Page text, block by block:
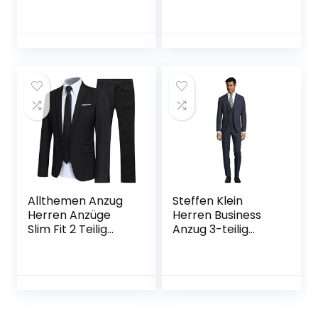
Allthemen Anzug
Herren Anzüge
Slim Fit 2 Teilig
Steffen Klein
Herren Business
Anzug 3-teilig